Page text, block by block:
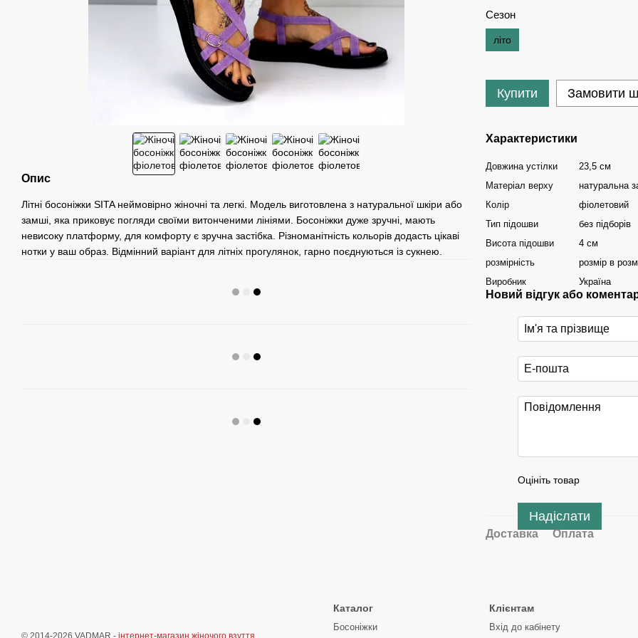
Опис
Літні босоніжки SITA неймовірно жіночні та легкі. Модель виготовлена ​​з натуральної шкіри або
замші, яка приковує погляди своїми витонченими лініями. Босоніжки дуже зручні, мають
невисоку платформу, для комфорту є зручна застібка. Різноманітність кольорів додасть цікаві
нотки у ваш образ. Відмінний варіант для літніх прогулянок, гарно поєднуються із сукнею.
Сезон
літо
Купити Замовити
Характеристики
Довжина устілки
23,5 см
Матеріал верху
натуральна
Колір
фіолетовий
Тип підошви
без підборів
Висота підошви
4 см
розмірність
розмір в
Виробник
Україна
Новий відгук або
Оцініть товар
Надіслати
Доставка Оплата
© 2014-2026 VADMAR - інтернет-магазин жіночого взуття
Каталог
Босоніжки
Клієнтам
Вхід до кабінету